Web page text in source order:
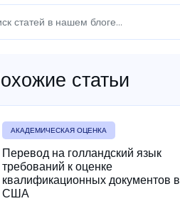
статьи
АКАДЕМИЧЕСКАЯ ОЦЕНКА
Перевод на голландский язык
требований к оценке
квалификационных документов в
США